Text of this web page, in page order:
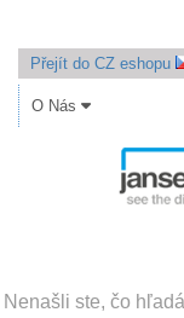
Přejít do CZ eshopu
O Nás
Nenašli ste, čo